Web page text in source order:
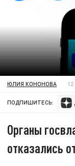
ЮЛИЯ КОНОНОВА
ПОДПИШИТЕСЬ:
Органы
отказались